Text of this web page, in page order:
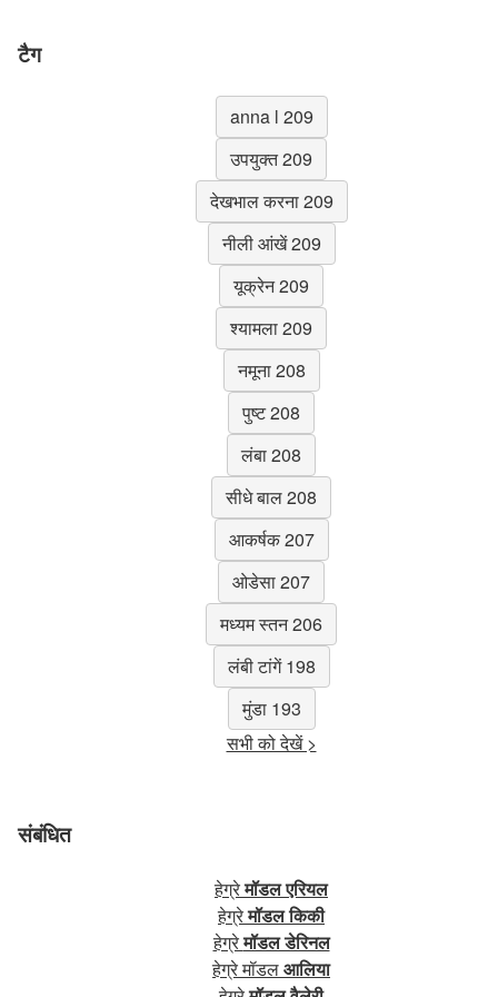
टैग
anna l 209
उपयुक्त 209
देखभाल करना 209
नीली आंखें 209
यूक्रेन 209
श्यामला 209
नमूना 208
पुष्ट 208
लंबा 208
सीधे बाल 208
आकर्षक 207
ओडेसा 207
मध्यम स्तन 206
लंबी टांगें 198
मुंडा 193
सभी को देखें >
संबंधित
हेग्रेमॉडल एरियल
हेग्रेमॉडल किकी
हेग्रेमॉडल डेरिनल
हेग्रे मॉडलआलिया